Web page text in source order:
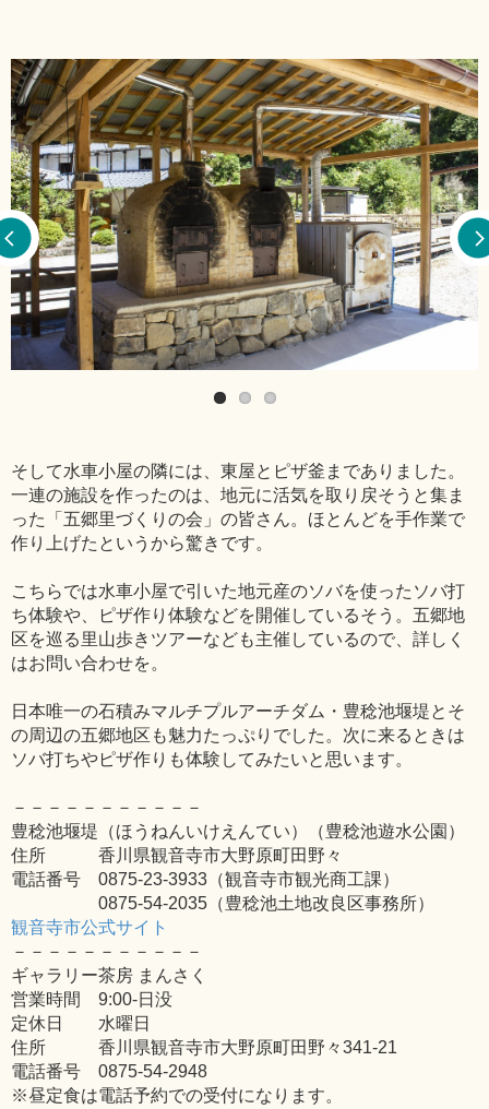
そして水車小屋の隣には、東屋とピザ釜までありました。
一連の施設を作ったのは、地元に活気を取り戻そうと集ま
った「五郷里づくりの会」の皆さん。ほとんどを手作業で
作り上げたというから驚きです。
こちらでは水車小屋で引いた地元産のソバを使ったソバ打
ち体験や、ピザ作り体験などを開催しているそう。五郷地
区を巡る里山歩きツアーなども主催しているので、詳しく
はお問い合わせを。
日本唯一の石積みマルチプルアーチダム・豊稔池堰堤とそ
の周辺の五郷地区も魅力たっぷりでした。次に来るときは
ソバ打ちやピザ作りも体験してみたいと思います。
－－－－－－－－－－－
豊稔池堰堤（ほうねんいけえんてい）（豊稔池遊水公園）
住所 香川県観音寺市大野原町田野々
電話番号 0875-23-3933（観音寺市観光商工課）
0875-54-2035（豊稔池土地改良区事務所）
観音寺市公式サイト
－－－－－－－－－－－
ギャラリー茶房 まんさく
営業時間 9:00-日没
定休日 水曜日
住所 香川県観音寺市大野原町田野々341-21
電話番号 0875-54-2948
※昼定食は電話予約での受付になります。